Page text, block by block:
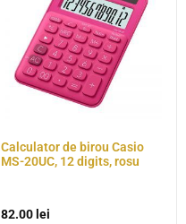
Calculator de birou Casio
MS-20UC, 12 digits, rosu
82.00 lei